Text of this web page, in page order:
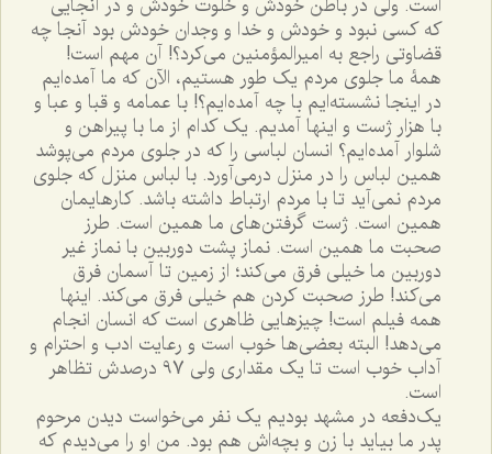
که کسى نبود و خودش و خدا و وجدان خودش بود آنجا چه
قضاوتى راجع به امیرالمؤمنین مى‌کرد؟! آن مهم است!
همۀ ما جلوى مردم یک طور هستیم، الآن که ما آمده‌ایم
در اینجا نشسته‌ایم با چه آمده‌ایم؟! با عمامه و قبا و عبا و
با هزار ژست و اینها آمدیم. یک کدام از ما با پیراهن و
شلوار آمده‌ایم؟ انسان لباسى را که در جلوی مردم مى‌پوشد
همین لباس را در منزل درمى‌آورد. با لباس منزل که جلوى
مردم نمى‌آید تا با مردم ارتباط داشته باشد. کارهایمان
همین است. ژست گرفتن‌های ما همین است. طرز
صحبت ما همین است. نماز پشت دوربین با نماز غیر
دوربین ما خیلى فرق مى‌کند؛ از زمین تا آسمان فرق
مى‌کند! طرز صحبت کردن هم خیلى فرق مى‌کند. اینها
همه فیلم است! چیزهایى ظاهرى است که انسان انجام
مى‌دهد! البته بعضى‌ها خوب است و رعایت ادب و احترام و
آداب خوب است تا یک مقداری ولى 97 درصدش تظاهر
است.
یک‌دفعه در مشهد بودیم یک نفر مى‌خواست دیدن مرحوم
پدر ما بیاید با زن و بچه‌اش هم بود. من او را مى‌دیدم که